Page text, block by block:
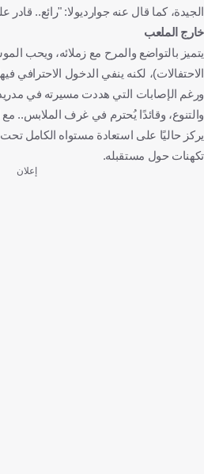
الجيدة، كما قال عنه جوارديولا: "رائع..
خارج الملعب
يتميز بالتواضع والمرح مع زملائه، ويحب
الاحتفالات)، لكنه ينفي الدخول الاحترافي
ورغم الإصابات التي هددت مسيرته في مدريد،
يركز حاليًا على استعادة مستواه الكامل
تكهنات حول مستقبله.
إعلان